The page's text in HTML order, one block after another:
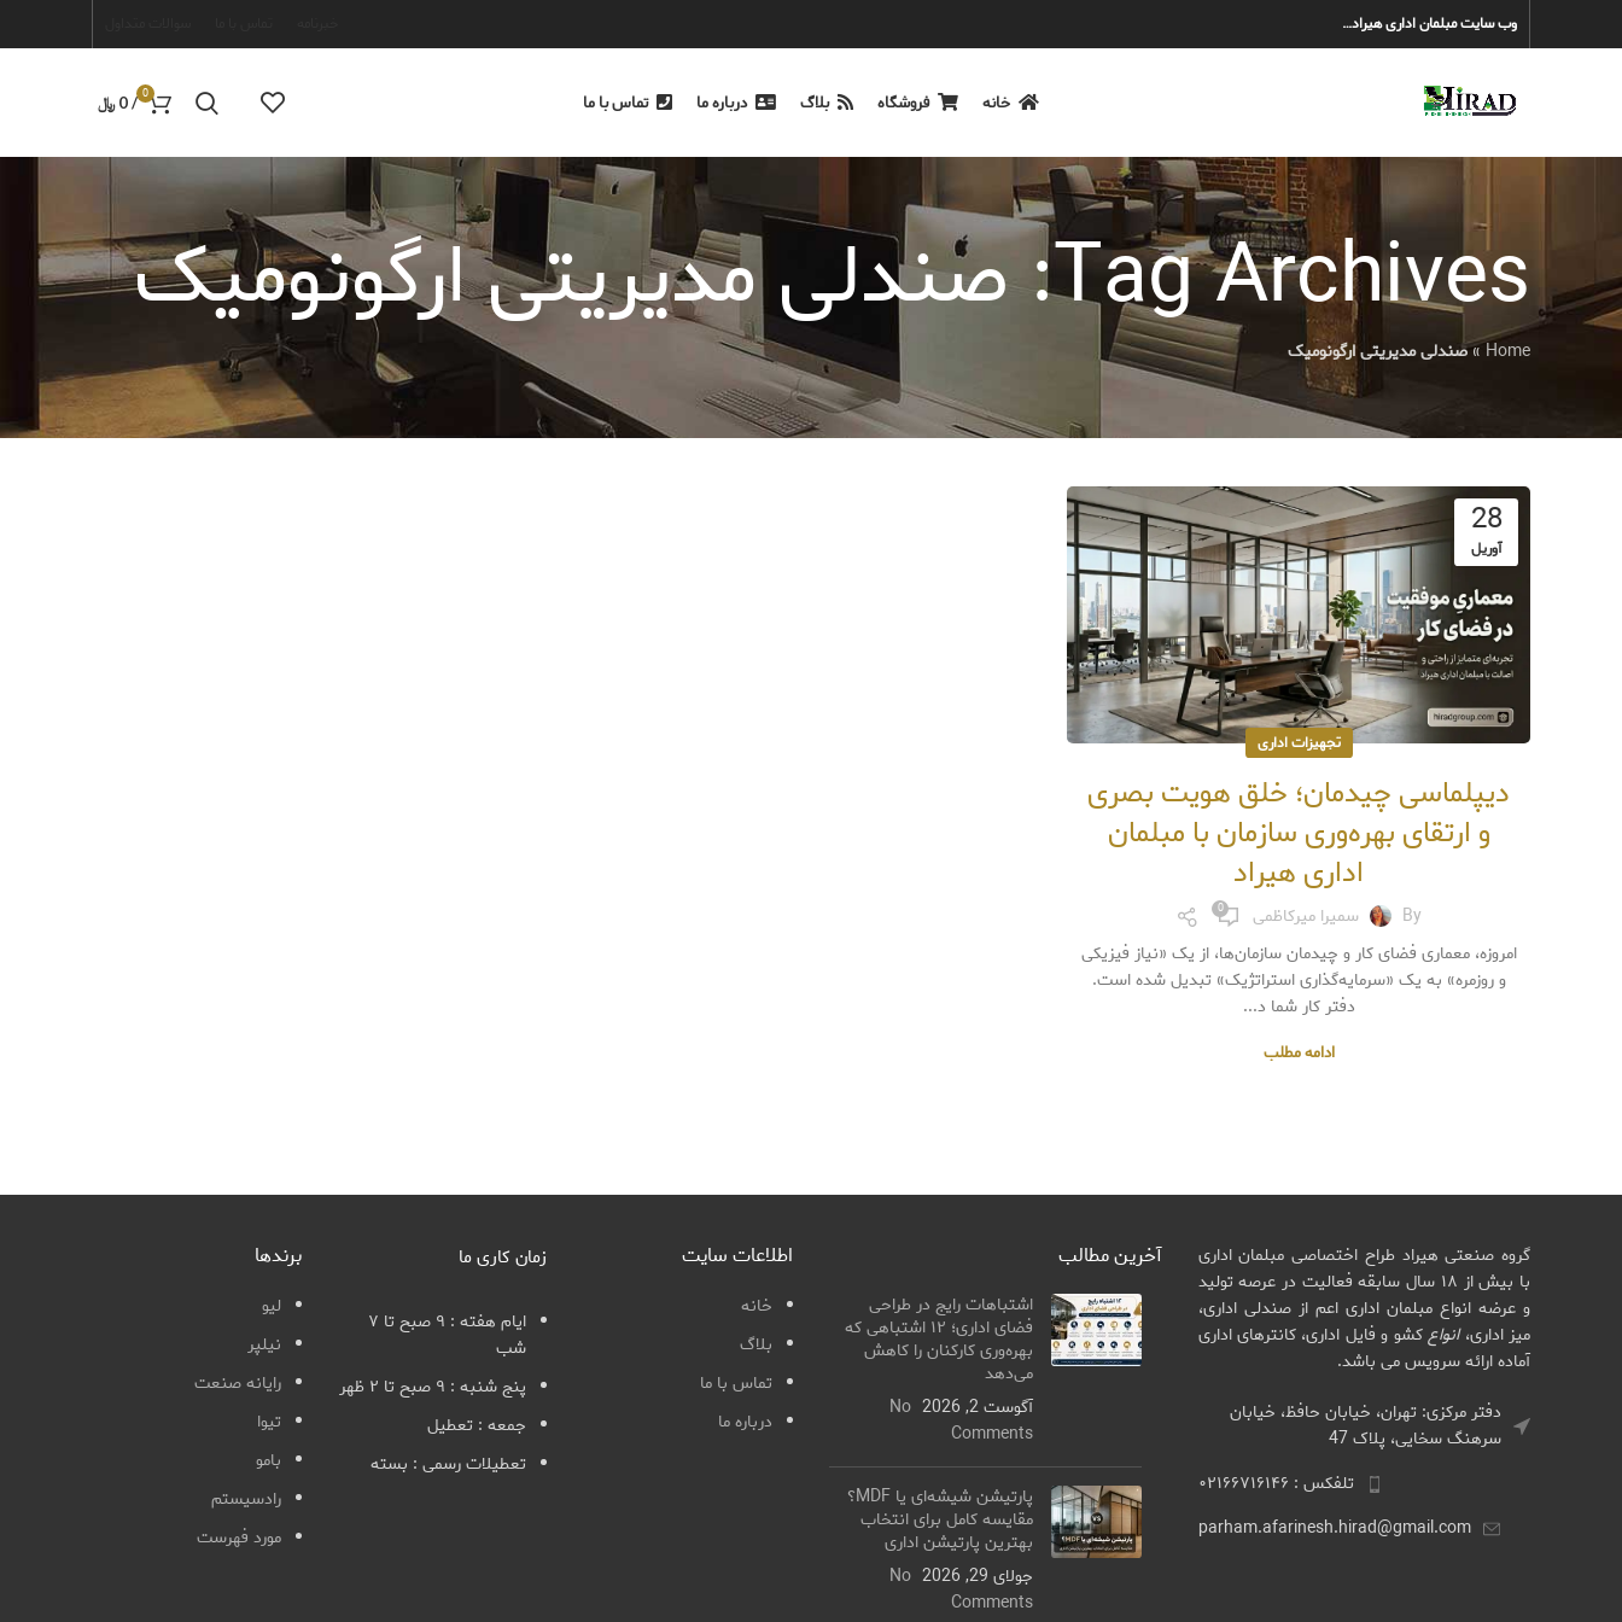
وب سایت مبلمان اداری هیراد…
خانه فروشگاه بلاگ درباره ما تماس با ما 0
/
0 ﷼
Tag Archives: صندلی مدیریتی ارگونومیک
Home
»صندلی مدیریتی ارگونومیک
28
آوریل
تجهیزات اداری
دیپلماسی چیدمان؛ خلق هویت بصری
و ارتقای بهره‌وری سازمان با مبلمان
اداری هیراد
By سمیرا میرکاظمی 0
امروزه، معماری فضای کار و چیدمان سازمان‌ها، از یک «نیاز فیزیکی
و روزمره» به یک «سرمایه‌گذاری استراتژیک» تبدیل شده است.
دفتر کار شما د...
ادامه مطلب
گروه صنعتی هیراد طراح اختصاصی مبلمان اداری
با بیش از ۱۸ سال سابقه فعالیت در عرصه تولید
و عرضه انواع مبلمان اداری اعم از صندلی اداری،
میز اداری،انواعکشو و فایل اداری، کانترهای اداری
آماده ارائه سرویس می باشد.
دفتر مرکزی: تهران، خیابان حافظ، خیابان
سرهنگ سخایی، پلاک 47
تلفکس : ۰۲۱۶۶۷۱۶۱۴۶
parham.afarinesh.hirad@gmail.com
آخرین مطالب
اشتباهات رایج در طراحی
فضای اداری؛ ۱۲ اشتباهی که
بهره‌وری کارکنان را کاهش
می‌دهد
آگوست 2, 2026
No
Comments
پارتیشن شیشه‌ای یا MDF؟
مقایسه کامل برای انتخاب
بهترین پارتیشن اداری
جولای 29, 2026
No
Comments
اطلاعات سایت
خانه
بلاگ
تماس با ما
درباره ما
زمان کاری ما
ایام هفته : ۹ صبح تا ۷
شب
پنج شنبه : ۹ صبح تا ۲ ظهر
جمعه : تعطیل
تعطیلات رسمی : بسته
برندها
لیو
نیلپر
رایانه صنعت
تیوا
بامو
رادسیستم
مورد فهرست